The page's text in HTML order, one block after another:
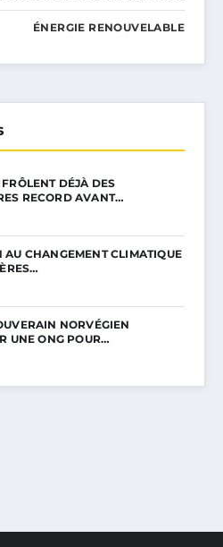
ÉNERGIE RENOUVELABLE
DÉJÀ DES
RECORD AVANT…
AU CHANGEMENT CLIMATIQUE
NORVÉGIEN
UNE ONG POUR…